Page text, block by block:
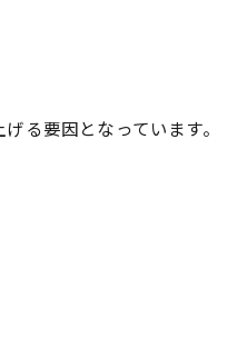
る要因となっています。